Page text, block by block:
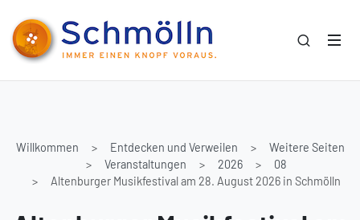
Willkommen Entdecken und Verweilen
Weitere Seiten
Veranstaltungen
2026
08
Altenburger Musikfestival am 28. August 2026 in Schmölln